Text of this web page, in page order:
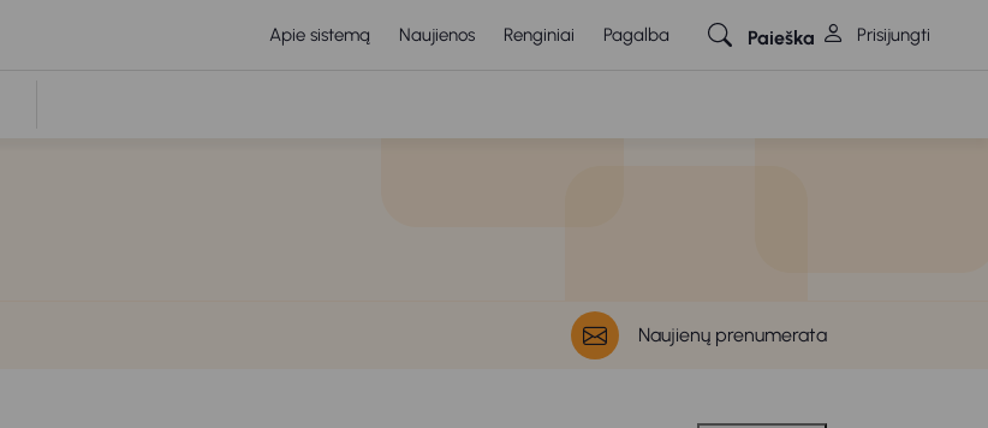
Apie sistemą Naujienos Renginiai Pagalba Paieška Prisijungti
Naujienų prenumerata